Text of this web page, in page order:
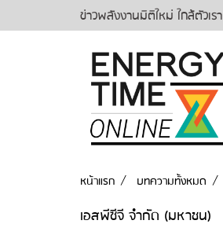
ข่าวพลังงานมิติใหม่ ใกล้ตัวเรา
หน้าแรก บทความทั้งหมด
เอสพีซีจี จำกัด (มหาชน)